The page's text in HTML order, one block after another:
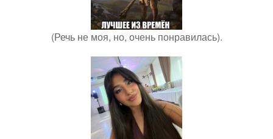
(Речь не моя, но, очень понравилась).